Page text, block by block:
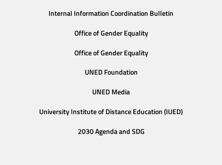
Internal Information Coordination Bulletin
Office of Gender Equality
Office of Gender Equality
UNED Foundation
UNED Media
University Institute of Distance Education (IUED)
2030 Agenda and SDG